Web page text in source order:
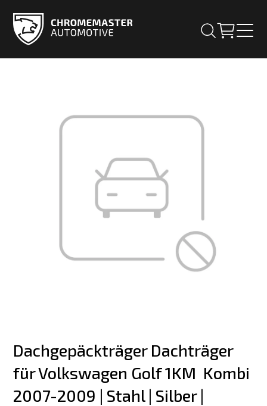
Dachgepäckträger Dachträger
für Volkswagen Golf 1KM  Kombi
2007-2009 | Stahl | Silber |